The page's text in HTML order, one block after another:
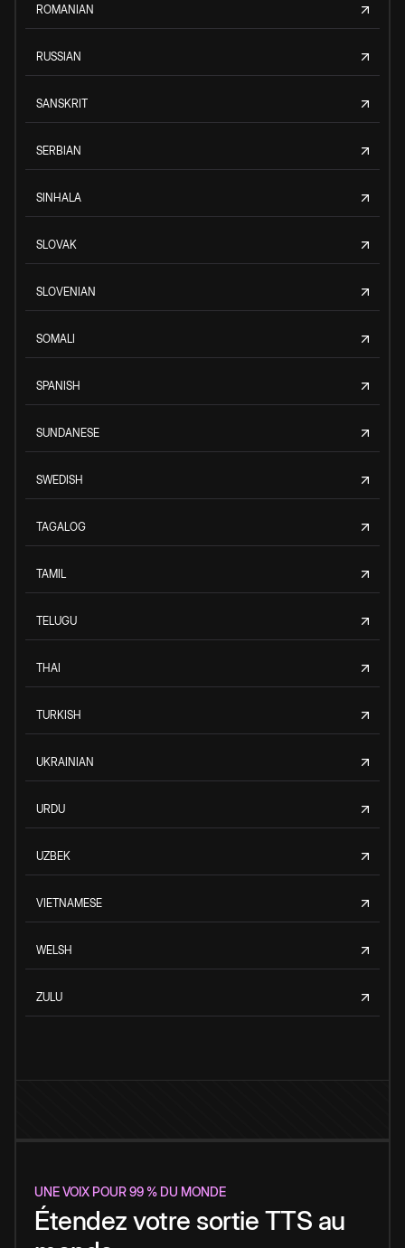
ROMANIAN
RUSSIAN
SANSKRIT
SERBIAN
SINHALA
SLOVAK
SLOVENIAN
SOMALI
SPANISH
SUNDANESE
SWEDISH
TAGALOG
TAMIL
TELUGU
THAI
TURKISH
UKRAINIAN
URDU
UZBEK
VIETNAMESE
WELSH
ZULU
UNE VOIX POUR 99 % DU MONDE
Étendez votre sortie TTS au